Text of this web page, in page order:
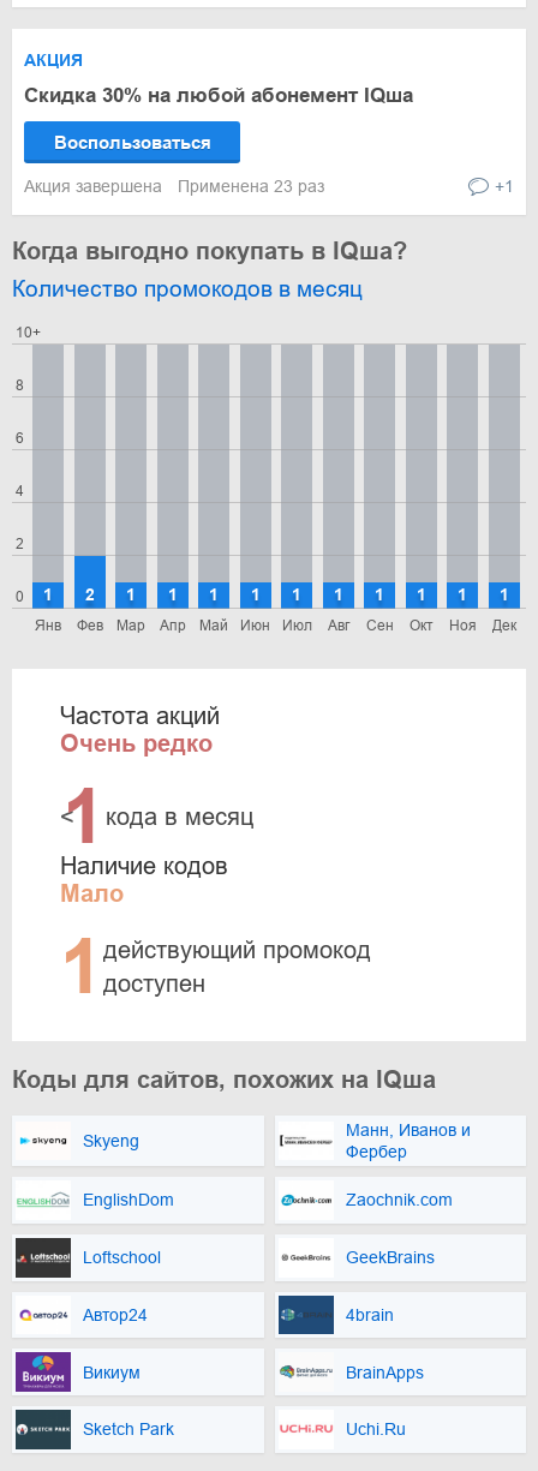
АКЦИЯ
Скидка 30% на любой абонемент IQша
Воспользоваться
Акция завершена Применена 23 раз +1
Когда выгодно покупать в IQша?
Количество промокодов в месяц
0
2
4
6
8
10+
Янв
1
Фев
2
Мар
1
Апр
1
Май
1
Июн
1
Июл
1
Авг
1
Сен
1
Окт
1
Ноя
1
Дек
1
Частота акций
Очень редко
<
1 кода в месяц
Наличие кодов
Мало
1 действующий промокод
доступен
Коды для сайтов, похожих на IQша
Skyeng
Манн, Иванов и
Фербер
EnglishDom Zaochnik.com
Loftschool GeekBrains
Автор24 4brain
Викиум BrainApps
Sketch Park Uchi.Ru